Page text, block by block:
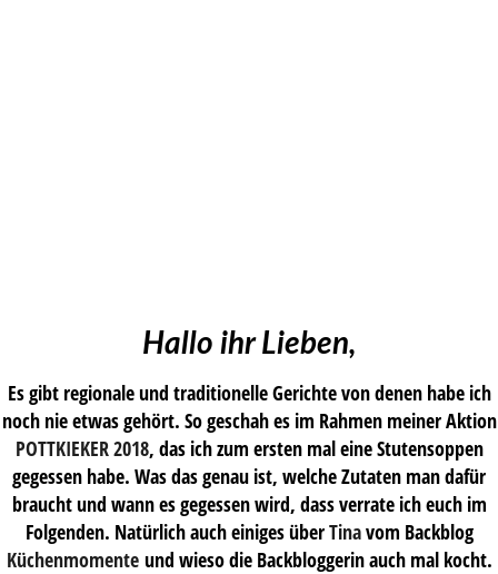
Hallo ihr Lieben,
Es gibt regionale und traditionelle Gerichte von denen habe ich
noch nie etwas gehört. So geschah es im Rahmen meiner Aktion
POTTKIEKER 2018, das ich zum ersten mal eine Stutensoppen
gegessen habe. Was das genau ist, welche Zutaten man dafür
braucht und wann es gegessen wird, dass verrate ich euch im
Folgenden. Natürlich auch einiges überTinavom Backblog
Küchenmomenteund wieso die Backbloggerin auch mal kocht.